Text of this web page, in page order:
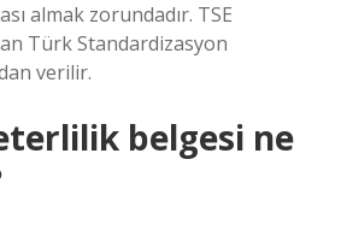
almak zorundadır. TSE
Türk Standardizasyon
verilir.
belgesi ne